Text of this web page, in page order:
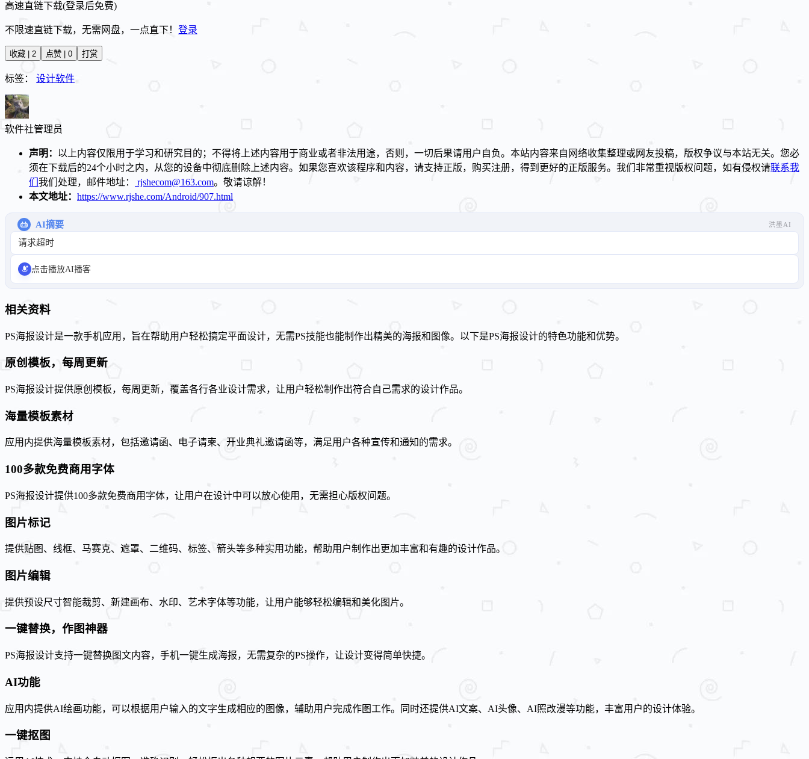
高速直链下载(登录后免费)
不限速直链下载，无需网盘，一点直下！ 登录
收藏 | 2 点赞 | 0 打赏
标签： 设计软件
软件社管理员
声明： 以上内容仅限用于学习和研究目的；不得将上述内容用于商业或者非法用途，否则，一切后果请用户自负。本站内容来自网络收集整理或网友投稿，版权争议与本站无关。您必
须在下载后的24个小时之内，从您的设备中彻底删除上述内容。如果您喜欢该程序和内容，请支持正版，购买注册，得到更好的正版服务。我们非常重视版权问题，如有侵权请联系我
们 我们处理，邮件地址： rjshecom@163.com。敬请谅解！
本文地址： https://www.rjshe.com/Android/907.html
AI摘要 洪墨AI
请求超时
点击播放AI播客
相关资料
PS海报设计是一款手机应用，旨在帮助用户轻松搞定平面设计，无需PS技能也能制作出精美的海报和图像。以下是PS海报设计的特色功能和优势。
原创模板，每周更新
PS海报设计提供原创模板，每周更新，覆盖各行各业设计需求，让用户轻松制作出符合自己需求的设计作品。
海量模板素材
应用内提供海量模板素材，包括邀请函、电子请柬、开业典礼邀请函等，满足用户各种宣传和通知的需求。
100多款免费商用字体
PS海报设计提供100多款免费商用字体，让用户在设计中可以放心使用，无需担心版权问题。
图片标记
提供贴图、线框、马赛克、遮罩、二维码、标签、箭头等多种实用功能，帮助用户制作出更加丰富和有趣的设计作品。
图片编辑
提供预设尺寸智能裁剪、新建画布、水印、艺术字体等功能，让用户能够轻松编辑和美化图片。
一键替换，作图神器
PS海报设计支持一键替换图文内容，手机一键生成海报，无需复杂的PS操作，让设计变得简单快捷。
AI功能
应用内提供AI绘画功能，可以根据用户输入的文字生成相应的图像，辅助用户完成作图工作。同时还提供AI文案、AI头像、AI照改漫等功能，丰富用户的设计体验。
一键抠图